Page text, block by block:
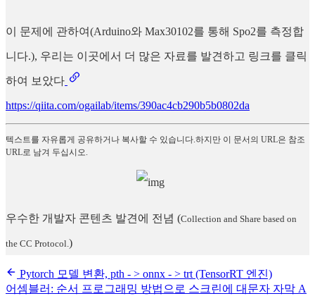
이 문제에 관하여(Arduino와 Max30102를 통해 Spo2를 측정합
니다.), 우리는 이곳에서 더 많은 자료를 발견하고 링크를 클릭
하여 보았다
https://qiita.com/ogailab/items/390ac4cb290b5b0802da
텍스트를 자유롭게 공유하거나 복사할 수 있습니다.하지만 이 문서의 URL은 참조
URL로 남겨 두십시오.
우수한 개발자 콘텐츠 발견에 전념 (Collection and Share based on
the CC Protocol.)
Pytorch 모델 변환, pth - > onnx - > trt (TensorRT 엔진)
어셈블러: 순서 프로그래밍 방법으로 스크린에 대문자 자막 A